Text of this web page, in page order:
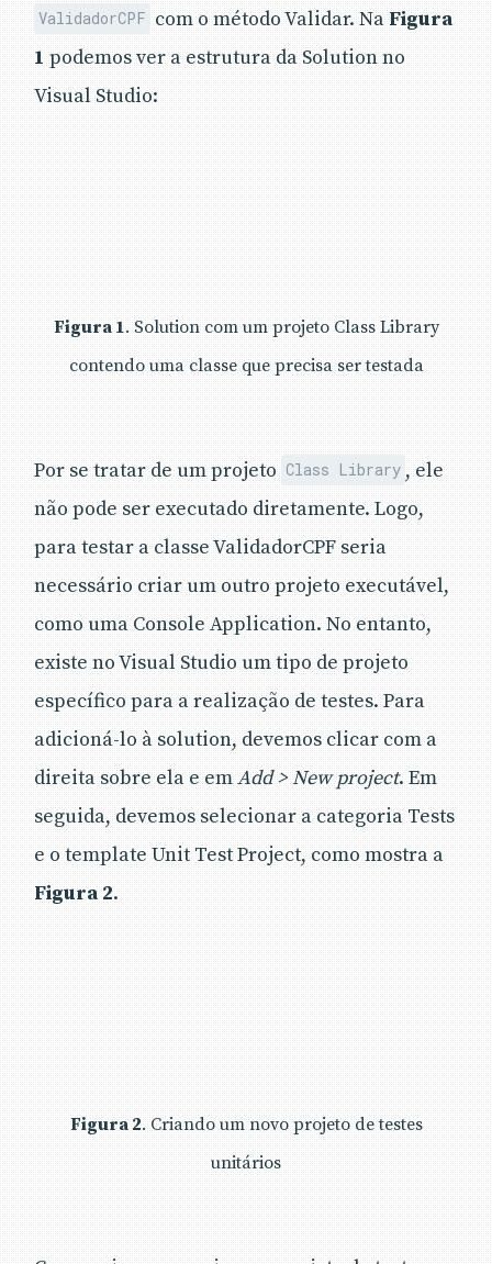
ValidadorCPF com o método Validar. Na Figura
1 podemos ver a estrutura da Solution no
Visual Studio:
Figura 1. Solution com um projeto Class Library
contendo uma classe que precisa ser testada
Por se tratar de um projeto Class Library , ele
não pode ser executado diretamente. Logo,
para testar a classe ValidadorCPF seria
necessário criar um outro projeto executável,
como uma Console Application. No entanto,
existe no Visual Studio um tipo de projeto
específico para a realização de testes. Para
adicioná-lo à solution, devemos clicar com a
direita sobre ela e emAdd > New project. Em
seguida, devemos selecionar a categoria Tests
e o template Unit Test Project, como mostra a
Figura 2.
Figura 2. Criando um novo projeto de testes
unitários